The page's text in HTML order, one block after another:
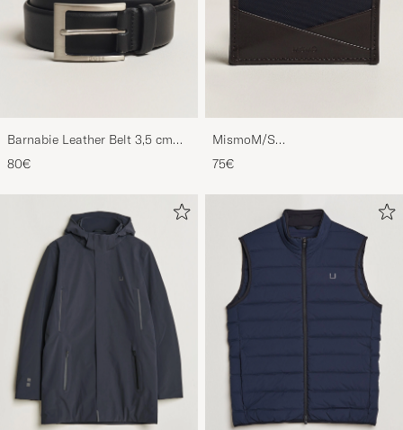
Barnabie Leather Belt 3,5 cm
Black
80€
MismoM/S
CardholderNavy/Dark Brown
75€